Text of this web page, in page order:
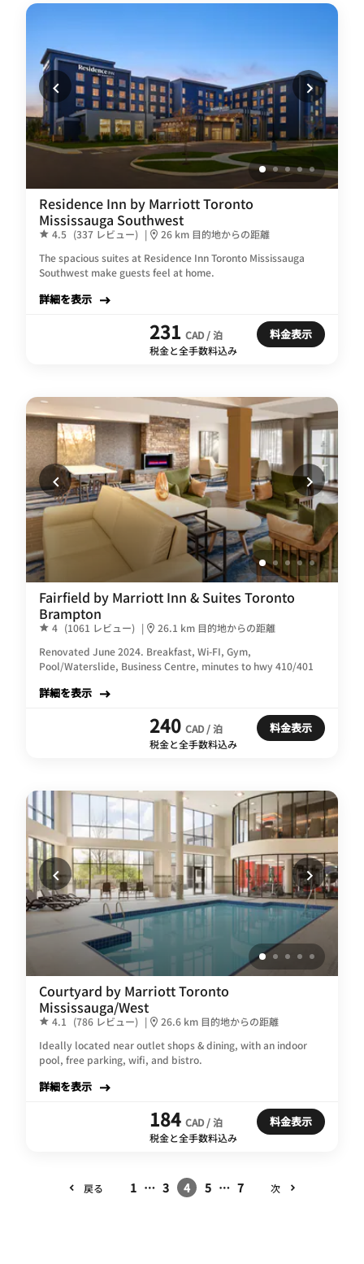
Residence Inn by Marriott Toronto
Mississauga Southwest
4.5 (337 レビュー) |
26 km 目的地からの距離
The spacious suites at Residence Inn Toronto Mississauga
Southwest make guests feel at home.
詳細を表示
231 CAD / 泊
税金と全手数料込み
料金表示
Fairfield by Marriott Inn & Suites Toronto
Brampton
4 (1061 レビュー) |
26.1 km 目的地からの距離
Renovated June 2024. Breakfast, Wi-FI, Gym,
Pool/Waterslide, Business Centre, minutes to hwy 410/401
詳細を表示
240 CAD / 泊
税金と全手数料込み
料金表示
Courtyard by Marriott Toronto
Mississauga/West
4.1 (786 レビュー) |
26.6 km 目的地からの距離
Ideally located near outlet shops & dining, with an indoor
pool, free parking, wifi, and bistro.
詳細を表示
184 CAD / 泊
税金と全手数料込み
料金表示
戻る 1 … 3 4 5 … 7 次